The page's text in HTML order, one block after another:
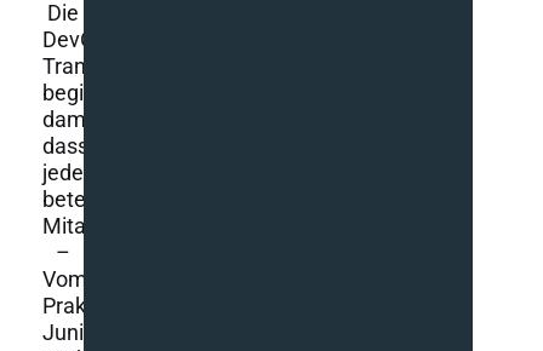
Die
DevOps
Transformation
beginnt
damit,
dass
jeder
beteiligte
Mitarbeiter
–
Vom
Praktikanten,
Junior